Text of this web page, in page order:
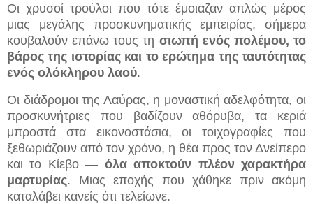
Οι χρυσοί τρούλοι που τότε έμοιαζαν απλώς μέρος
μιας μεγάλης προσκυνηματικής εμπειρίας, σήμερα
κουβαλούν επάνω τους τη σιωπή ενός πολέμου, το
βάρος της ιστορίας και το ερώτημα της ταυτότητας
ενός ολόκληρου λαού.
Οι διάδρομοι της Λαύρας, η μοναστική αδελφότητα, οι
προσκυνήτριες που βαδίζουν αθόρυβα, τα κεριά
μπροστά στα εικονοστάσια, οι τοιχογραφίες που
ξεθωριάζουν από τον χρόνο, η θέα προς τον Δνείπερο
και το Κίεβο — όλα αποκτούν πλέον χαρακτήρα
μαρτυρίας. Μιας εποχής που χάθηκε πριν ακόμη
καταλάβει κανείς ότι τελείωνε.